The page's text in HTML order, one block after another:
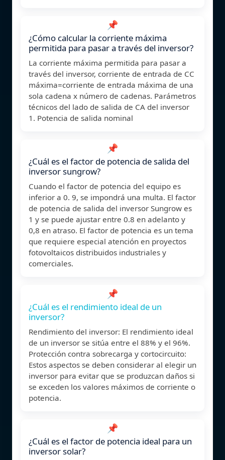
📌
¿Cómo calcular la corriente máxima
permitida para pasar a través del inversor?
La corriente máxima permitida para pasar a
través del inversor, corriente de entrada de CC
máxima=corriente de entrada máxima de una
sola cadena x número de cadenas. Parámetros
técnicos del lado de salida de CA del inversor
1. Potencia de salida nominal
📌
¿Cuál es el factor de potencia de salida del
inversor sungrow?
Cuando el factor de potencia del equipo es
inferior a 0. 9, se impondrá una multa. El factor
de potencia de salida del inversor Sungrow es
1 y se puede ajustar entre 0.8 en adelanto y
0,8 en atraso. El factor de potencia es un tema
que requiere especial atención en proyectos
fotovoltaicos distribuidos industriales y
comerciales.
📌
¿Cuál es el rendimiento ideal de un
inversor?
Rendimiento del inversor: El rendimiento ideal
de un inversor se sitúa entre el 88% y el 96%.
Protección contra sobrecarga y cortocircuito:
Estos aspectos se deben considerar al elegir un
inversor para evitar que se produzcan daños si
se exceden los valores máximos de corriente o
potencia.
📌
¿Cuál es el factor de potencia ideal para un
inversor solar?